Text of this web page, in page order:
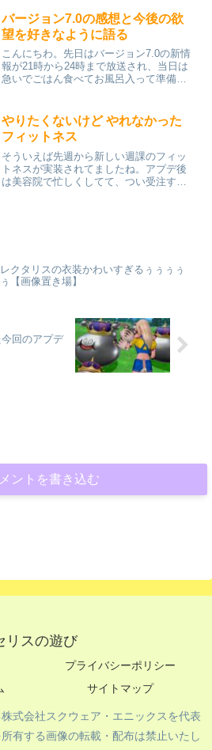
ゃんもマジ天使はぁはぁ(о´∀...
バージョン7.0の感想と今後の欲
望を好きなように語る
こんにちわ。先日はバージョン7.0の新情
報が21時から24時まで放送され、当日は
急いでごはん食べてお風呂入って準備万
になる」って言ってたのでめっちゃ楽し
みにしてまし...
やりたくないけど やれなかった
フィットネス
そういえば先週から新しい週課のフィッ
トネスが実装されてましたね。アプデ後
は美容院で忙しくしてて、つい受注する
レクタリスの衣装かわいすぎるぅぅぅぅ
ぅ【画像置き場】
回のアプデ
ントを書き込む
リスの遊び
プライバシーポリシー
サイトマップ
式会社スクウェア・エニックスを代表
有する画像の転載・配布は禁止いたし